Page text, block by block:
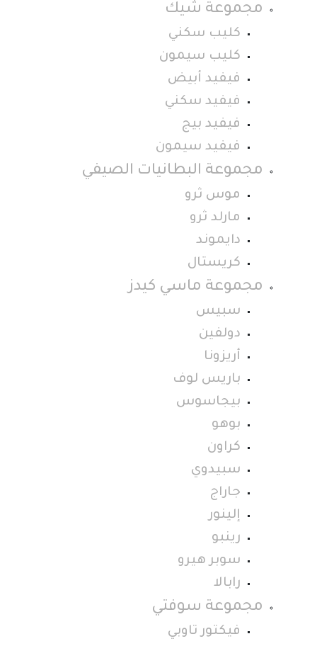
مجموعة شيك
كليب سكني
كليب سيمون
فيفيد أبيض
فيفيد سكني
فيفيد بيج
فيفيد سيمون
مجموعة البطانيات الصيفي
موس ثرو
مارلد ثرو
دايموند
كريستال
مجموعة ماسي كيدز
سبيس
دولفين
أريزونا
باريس لوف
بيجاسوس
بوهو
كراون
سبيدوي
جاراج
إلينور
رينبو
سوبر هيرو
رابالا
مجموعة سوفتي
فيكتور تاوبي